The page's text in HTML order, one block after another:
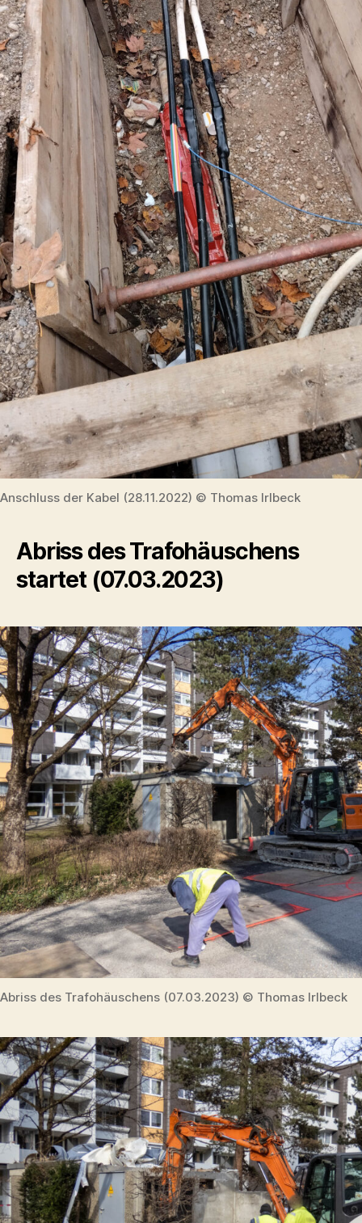
Anschluss der Kabel (28.11.2022) © Thomas Irlbeck
Abriss des Trafohäuschens
startet (07.03.2023)
Abriss des Trafohäuschens (07.03.2023) © Thomas Irlbeck